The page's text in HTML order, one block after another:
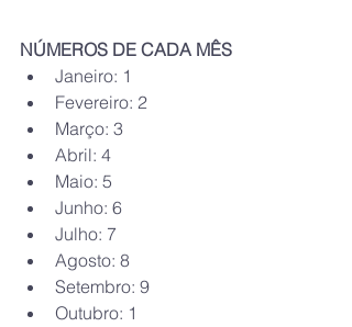
NÚMEROS DE CADA MÊS
Janeiro: 1
Fevereiro: 2
Março: 3
Abril: 4
Maio: 5
Junho: 6
Julho: 7
Agosto: 8
Setembro: 9
Outubro: 1